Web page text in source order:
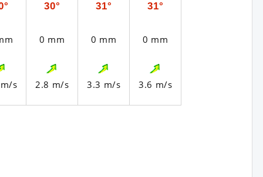
s
30°
0 mm
2.8 m/s
31°
0 mm
3.3 m/s
31°
0 mm
3.6 m/s